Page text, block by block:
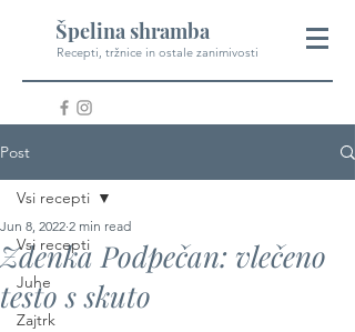
Špelina shramba
Recepti, tržnice in ostale zanimivosti
Post
Vsi recepti
Juhe
Zajtrk
Vsi recepti
Zdenka Podpečan: vlečeno
testo s skuto
Jun 8, 2022 2 min read